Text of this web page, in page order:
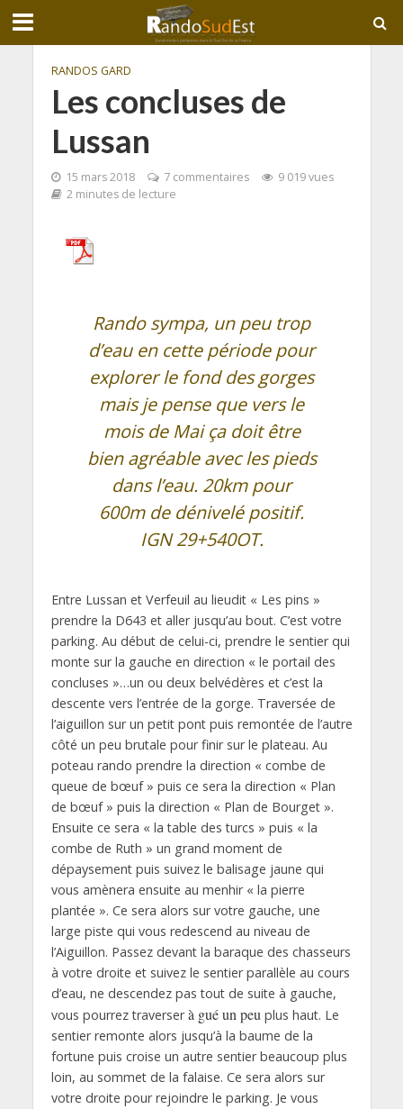
RANDOS GARD
Les concluses de
Lussan
15 mars 2018 7 commentaires
9 019 vues
2 minutes de lecture
Rando sympa, un peu trop
d’eau en cette période pour
explorer le fond des gorges
mais je pense que vers le
mois de Mai ça doit être
bien agréable avec les pieds
dans l’eau. 20km pour
600m de dénivelé positif.
IGN 29+540OT.
Entre Lussan et Verfeuil au lieudit « Les pins »
prendre la D643 et aller jusqu’au bout. C’est votre
parking. Au début de celui-ci, prendre le sentier qui
monte sur la gauche en direction « le portail des
concluses »…un ou deux belvédères et c’est la
descente vers l’entrée de la gorge. Traversée de
l’aiguillon sur un petit pont puis remontée de l’autre
côté un peu brutale pour finir sur le plateau. Au
poteau rando prendre la direction « combe de
queue de bœuf » puis ce sera la direction « Plan
de bœuf » puis la direction « Plan de Bourget ».
Ensuite ce sera « la table des turcs » puis « la
combe de Ruth » un grand moment de
dépaysement puis suivez le balisage jaune qui
vous amènera ensuite au menhir « la pierre
plantée ». Ce sera alors sur votre gauche, une
large piste qui vous redescend au niveau de
l’Aiguillon. Passez devant la baraque des chasseurs
à votre droite et suivez le sentier parallèle au cours
d’eau, ne descendez pas tout de suite à gauche,
vous pourrez traverserà gué un peuplus haut. Le
sentier remonte alors jusqu’à la baume de la
fortune puis croise un autre sentier beaucoup plus
loin, au sommet de la falaise. Ce sera alors sur
votre droite pour rejoindre le parking. Je vous